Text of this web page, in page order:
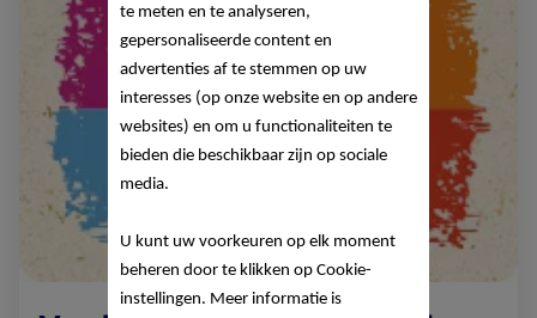
te meten en te analyseren,
gepersonaliseerde content en
advertenties af te stemmen op uw
interesses (op onze website en op andere
websites) en om u functionaliteiten te
bieden die beschikbaar zijn op sociale
media.
U kunt uw voorkeuren op elk moment
beheren door te klikken op Cookie-
instellingen. Meer informatie is